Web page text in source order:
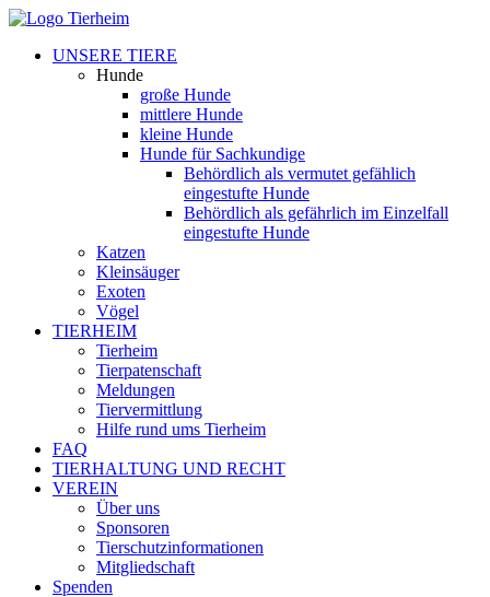
UNSERE TIERE
Hunde
große Hunde
mittlere Hunde
kleine Hunde
Hunde für Sachkundige
Behördlich als vermutet gefählich
eingestufte Hunde
Behördlich als gefährlich im Einzelfall
eingestufte Hunde
Katzen
Kleinsäuger
Exoten
Vögel
TIERHEIM
Tierheim
Tierpatenschaft
Meldungen
Tiervermittlung
Hilfe rund ums Tierheim
FAQ
TIERHALTUNG UND RECHT
VEREIN
Über uns
Sponsoren
Tierschutzinformationen
Mitgliedschaft
Spenden